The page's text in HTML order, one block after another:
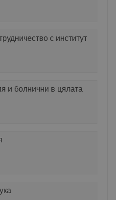
с институт
и болнични в цялата